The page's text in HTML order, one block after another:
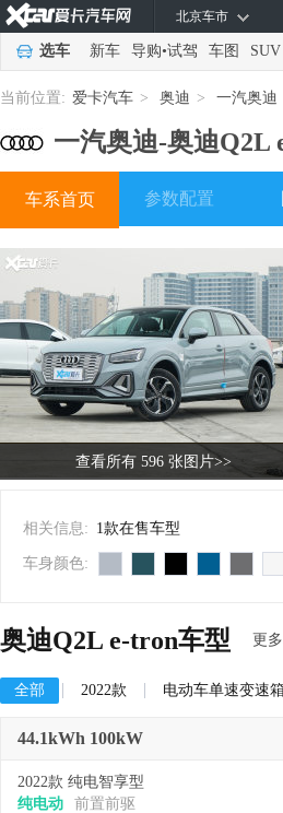
北京车市
选车 新车 导购•试驾 车图 SUV
当前位置: 爱卡汽车 > 奥迪 > 一汽奥迪
一汽奥迪-奥迪Q2L
车系首页 参数配置
查看所有 596 张图片>>
相关信息: 1款在售车型
车身颜色:
奥迪Q2L e-tron车型 更
全部 2022款 电动车单速变速
44.1kWh 100kW
2022款 纯电智享型
纯电动
前置前驱